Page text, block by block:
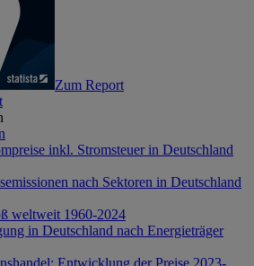
Zum Report
inkl. Stromsteuer in Deutschland
nach Sektoren in Deutschland
weltweit 1960-2024
in Deutschland nach Energieträger
Entwicklung der Preise 2023-